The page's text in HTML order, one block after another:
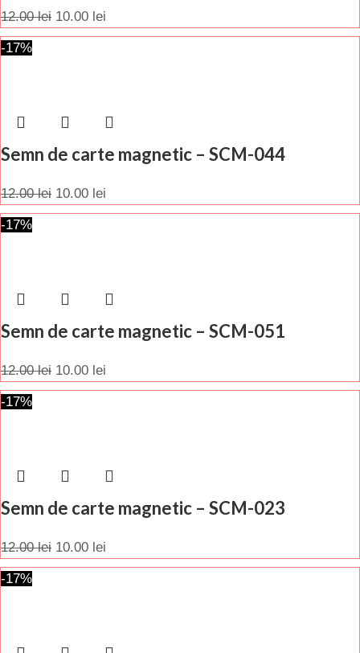
12.00lei 10.00 lei
-17%
Semn de carte magnetic – SCM-044
12.00lei 10.00 lei
-17%
Semn de carte magnetic – SCM-051
12.00lei 10.00 lei
-17%
Semn de carte magnetic – SCM-023
12.00lei 10.00 lei
-17%